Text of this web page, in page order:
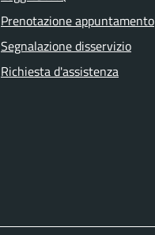
Prenotazione appuntamento
Segnalazione disservizio
Richiesta d'assistenza